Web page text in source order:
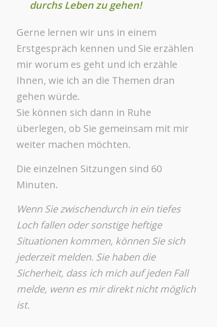
durchs Leben zu gehen!
Gerne lernen wir uns in einem
Erstgespräch kennen und Sie erzählen
mir worum es geht und ich erzähle
Ihnen, wie ich an die Themen dran
gehen würde.
Sie können sich dann in Ruhe
überlegen, ob Sie gemeinsam mit mir
weiter machen möchten.
Die einzelnen Sitzungen sind 60
Minuten.
Wenn Sie zwischendurch in ein tiefes
Loch fallen oder sonstige heftige
Situationen kommen, können Sie sich
jederzeit melden. Sie haben die
Sicherheit, dass ich mich auf jeden Fall
melde, wenn es mir direkt nicht möglich
ist.